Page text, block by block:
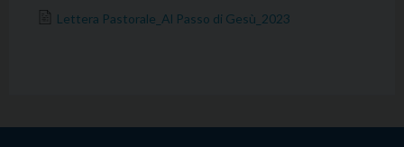
Lettera Pastorale_Al Passo di Gesù_2023